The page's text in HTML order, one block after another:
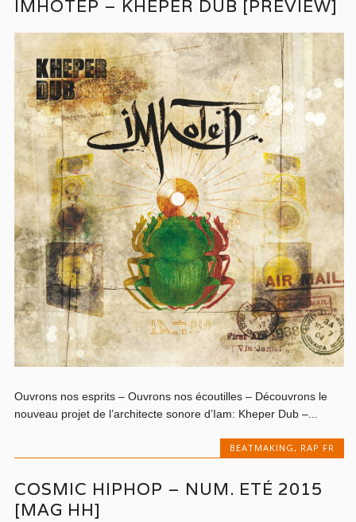
IMHOTEP – KHEPER DUB [PREVIEW]
Ouvrons nos esprits – Ouvrons nos écoutilles – Découvrons le
nouveau projet de l’architecte sonore d’Iam: Kheper Dub –...
BEATMAKING , RAP FR
COSMIC HIPHOP – NUM. ETÉ 2015
[MAG HH]